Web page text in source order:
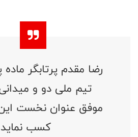
رضا مقدم پرتابگر
تیم ملی دو و
موفق عنوان نخست
کسب